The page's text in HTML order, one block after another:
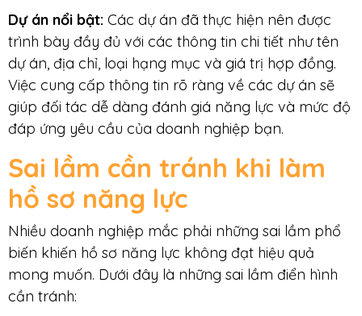
Dự án nổi bật: Các dự án đã thực hiện nên được
trình bày đầy đủ với các thông tin chi tiết như tên
dự án, địa chỉ, loại hạng mục và giá trị hợp đồng.
Việc cung cấp thông tin rõ ràng về các dự án sẽ
giúp đối tác dễ dàng đánh giá năng lực và mức độ
đáp ứng yêu cầu của doanh nghiệp bạn.
Sai lầm cần tránh khi làm
hồ sơ năng lực
Nhiều doanh nghiệp mắc phải những sai lầm phổ
biến khiến hồ sơ năng lực không đạt hiệu quả
mong muốn. Dưới đây là những sai lầm điển hình
cần tránh: